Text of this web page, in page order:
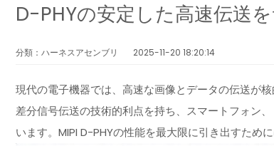
D-PHYの安定した高速伝送
分類：ハーネスアセンブリ 2025-11-20 18:20:14
現代の電子機器では、高速な画像とデータの伝送が
差分信号伝送の技術的利点を持ち、スマートフォン
います。MIPI D-PHYの性能を最大限に引き出すため